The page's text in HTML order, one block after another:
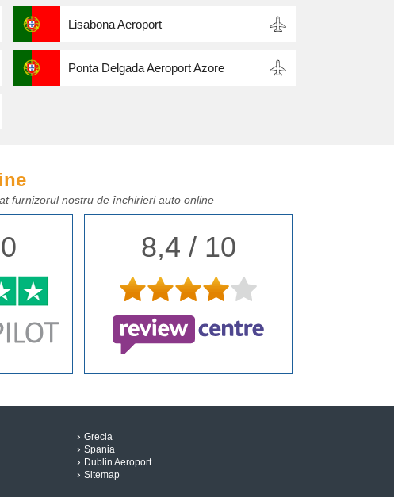
Lisabona Aeroport
Ponta Delgada Aeroport Azore
furnizorul nostru de închirieri auto online
8,4 / 10
Grecia
Spania
Dublin Aeroport
Sitemap